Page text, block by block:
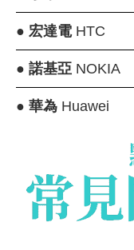
● 宏達電HTC
● 諾基亞NOKIA
● 華為Huawei